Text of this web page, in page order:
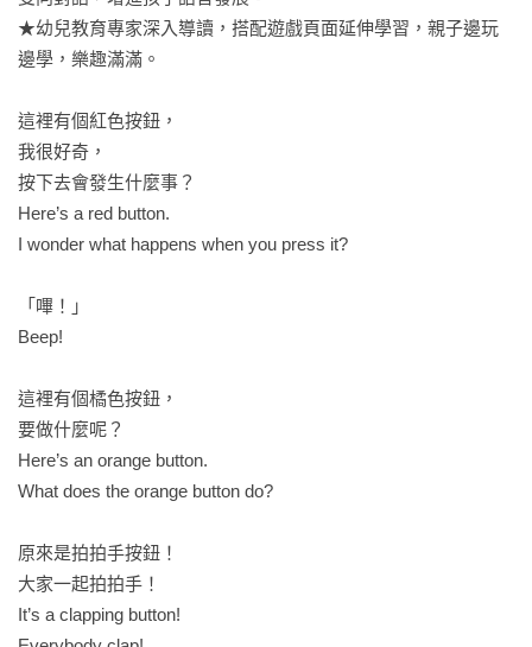
★幼兒教育專家深入導讀，搭配遊戲頁面延伸學習，親子邊玩
邊學，樂趣滿滿。
這裡有個紅色按鈕，
我很好奇，
按下去會發生什麼事？
Here’s a red button.
I wonder what happens when you press it?
「嗶！」
Beep!
這裡有個橘色按鈕，
要做什麼呢？
Here’s an orange button.
What does the orange button do?
原來是拍拍手按鈕！
大家一起拍拍手！
It’s a clapping button!